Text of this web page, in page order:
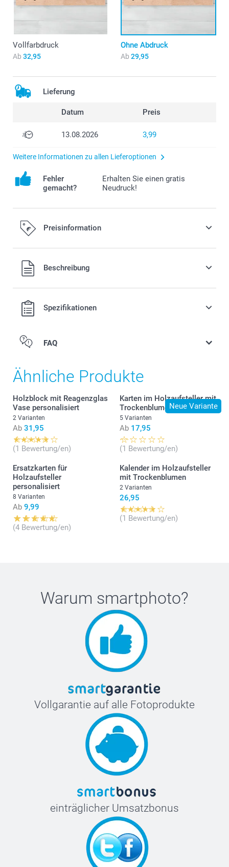
Vollfarbdruck
Ab 32,95
Ohne Abdruck
Ab 29,95
Lieferung
Datum Preis
13.08.2026 3,99
Weitere Informationen zu allen Lieferoptionen
Fehler
gemacht?
Erhalten Sie einen gratis
Neudruck!
Preisinformation
Alle Preise verstehen sich in EURO (€) inkl. MwSt. und zzgl.
Versandkosten.Beschreibung
Spezifikationen
Hier
FAQ
Ähnliche Produkte
Holzblock mit Reagenzglas
Vase personalisiert
2 Varianten
Ab 31,95
(1 Bewertung/en)
Neue Variante
Karten im Holzaufsteller mit
Trockenblumen
5 Varianten
Ab 17,95
(1 Bewertung/en)
Ersatzkarten für
Holzaufsteller
personalisiert
8 Varianten
Ab 9,99
(4 Bewertung/en)
Kalender im Holzaufsteller
mit Trockenblumen
2 Varianten
26,95
(1 Bewertung/en)
Warum smartphoto?
Vollgarantie auf alle Fotoprodukte
einträglicher Umsatzbonus